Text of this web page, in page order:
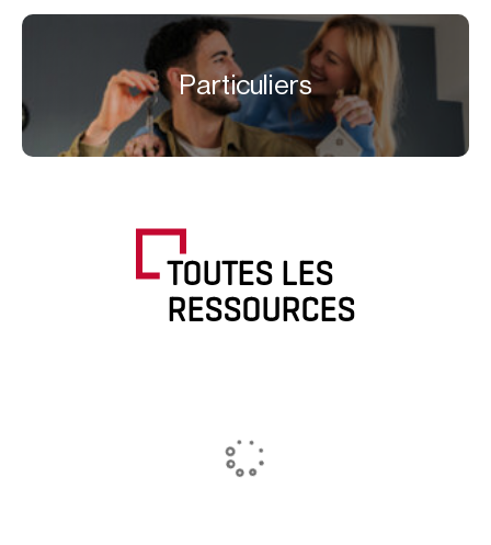
Particuliers
TOUTES LES
RESSOURCES